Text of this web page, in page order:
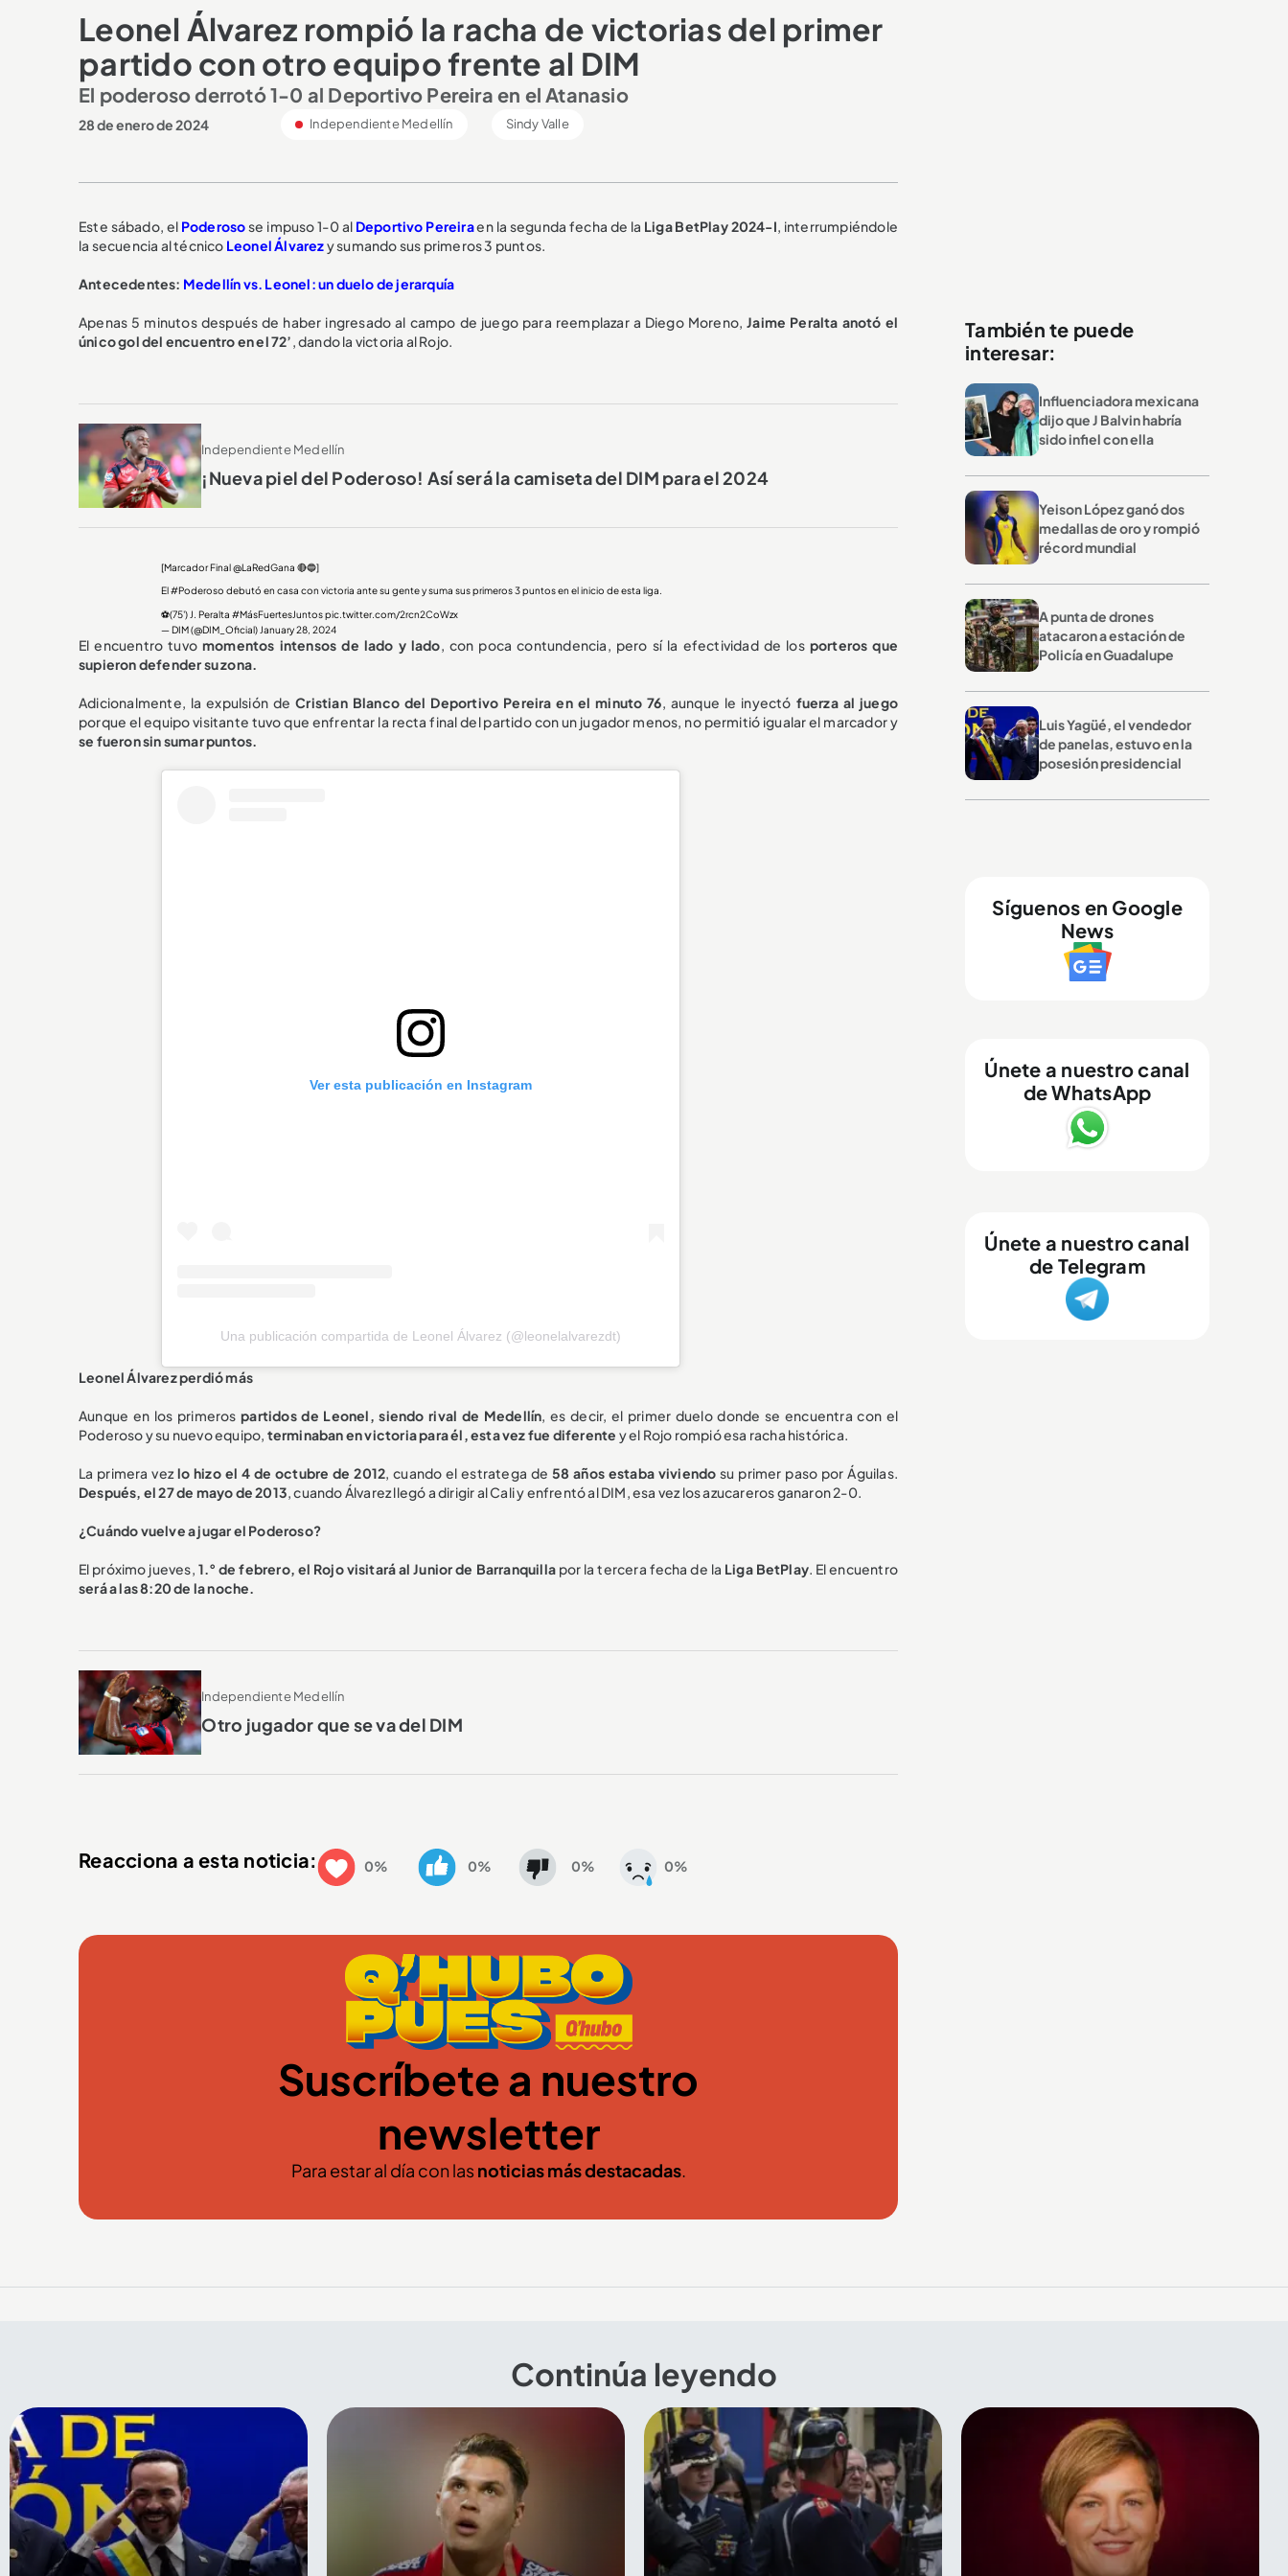
Leonel Álvarez rompió la racha de victorias del primer
partido con otro equipo frente al DIM
El poderoso derrotó 1-0 al Deportivo Pereira en el Atanasio
28 de enero de 2024 Independiente Medellín Sindy Valle
Este sábado, el Poderosose impuso 1-0 al Deportivo Pereiraen la segunda fecha de la Liga BetPlay 2024-I, interrumpiéndole
la secuencia al técnico Leonel Álvarezy sumando sus primeros 3 puntos.
Antecedentes: Medellín vs. Leonel: un duelo de jerarquía
Apenas 5 minutos después de haber ingresado al campo de juego para reemplazar a Diego Moreno,Jaime Peralta anotó el
único gol del encuentro en el 72’, dando la victoria al Rojo.
Independiente Medellín
¡Nueva piel del Poderoso! Así será la camiseta del DIM para el 2024
[Marcador Final@LaRedGana 🔴🔵]
El#Poderoso debutó en casa con victoria ante su gente y suma sus primeros 3 puntos en el inicio de esta liga.
⚽️(75') J. Peralta #MásFuertesJuntos pic.twitter.com/2rcn2CoWzx
— DIM (@DIM_Oficial) January 28, 2024
El encuentro tuvo momentos intensos de lado y lado, con poca contundencia, pero sí la efectividad de los porteros que
supieron defender su zona.
Adicionalmente, la expulsión deCristian Blanco del Deportivo Pereira en el minuto 76, aunque le inyectó fuerza al juego
porque el equipo visitante tuvo que enfrentar la recta final del partido con un jugador menos, no permitió igualar el marcador y
se fueron sin sumar puntos.
Ver esta publicación en Instagram
Una publicación compartida de Leonel Álvarez (@leonelalvarezdt)
Leonel Álvarez perdió más
Aunque en los primerospartidos de Leonel, siendo rival de Medellín, es decir, el primer duelo donde se encuentra con el
Poderoso y su nuevo equipo, terminaban en victoria para él, esta vez fue diferente y el Rojo rompió esa racha histórica.
La primera vez lo hizo el 4 de octubre de 2012, cuando el estratega de58 años estaba viviendo su primer paso por Águilas.
Después, el 27 de mayo de 2013, cuando Álvarez llegó a dirigir al Cali y enfrentó al DIM, esa vez los azucareros ganaron 2-0.
¿Cuándo vuelve a jugar el Poderoso?
El próximo jueves, 1.° de febrero, el Rojo visitará al Junior de Barranquillapor la tercera fecha de la Liga BetPlay. El encuentro
será a las 8:20 de la noche.
Independiente Medellín
Otro jugador que se va del DIM
Reacciona a esta noticia: 0% 0% 0% 0%
Suscríbete a nuestro
newsletter
Para estar al día con lasnoticias más destacadas.
También te puede
interesar:
Influenciadora mexicana
dijo que J Balvin habría
sido infiel con ella
Yeison López ganó dos
medallas de oro y rompió
récord mundial
A punta de drones
atacaron a estación de
Policía en Guadalupe
Luis Yagüé, el vendedor
de panelas, estuvo en la
posesión presidencial
Síguenos en Google
News
Únete a nuestro canal
de WhatsApp
Únete a nuestro canal
de Telegram
Continúa leyendo